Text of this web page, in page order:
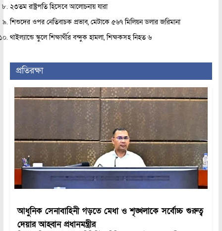
২৩তম রাষ্ট্রপতি হিসেবে আলোচনায় যারা
শিশুদের ওপর নেতিবাচক প্রভাব, মেটাকে ৫৬৭ মিলিয়ন ডলার জরিমানা
থাইল্যান্ডে স্কুলে শিক্ষার্থীর বন্দুক হামলা, শিক্ষকসহ নিহত ৬
প্রতিরক্ষা
আধুনিক সেনাবাহিনী গড়তে মেধা ও শৃঙ্খলাকে সর্বোচ্চ গুরুত্ব
দেয়ার আহ্বান প্রধানমন্ত্রীর